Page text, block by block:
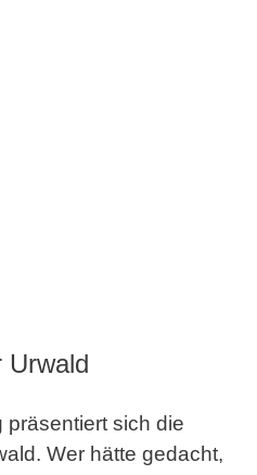
Urwald
sich die
Wer hätte gedacht,